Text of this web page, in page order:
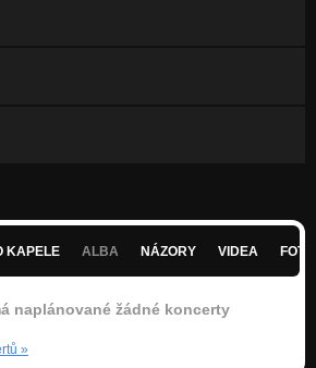
KAPELE ALBA NÁZORY VIDEA
naplánované žádné koncerty
»